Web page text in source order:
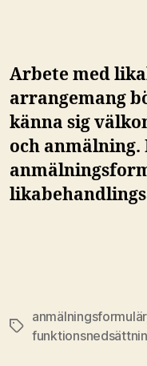
Arbete med
arrangemang
känna sig
och anmälning.
Etiketter
anmälningsformulär